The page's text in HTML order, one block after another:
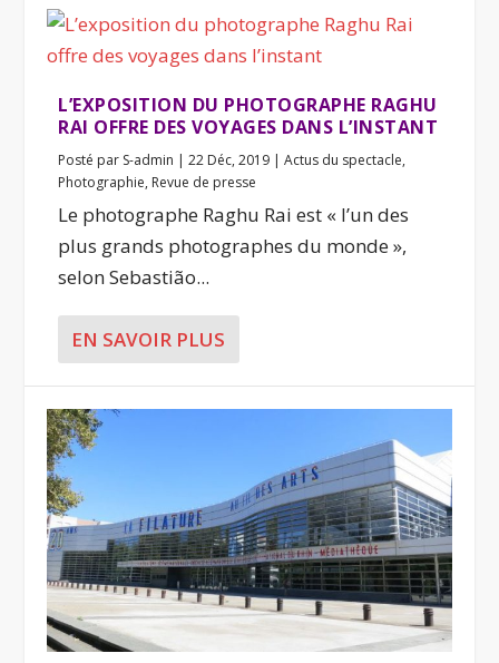
L’EXPOSITION DU PHOTOGRAPHE RAGHU
RAI OFFRE DES VOYAGES DANS L’INSTANT
Posté par S-admin |22 Déc, 2019 |Actus du spectacle,
Photographie, Revue de presse
Le photographe Raghu Rai est « l’un des
plus grands photographes du monde »,
selon Sebastião...
EN SAVOIR PLUS